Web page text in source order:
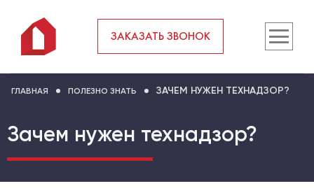
ЗАКАЗАТЬ ЗВОНОК
ГЛАВНАЯ ПОЛЕЗНО ЗНАТЬ ЗАЧЕМ НУЖЕН ТЕХНАДЗОР?
Зачем нужен технадзор?